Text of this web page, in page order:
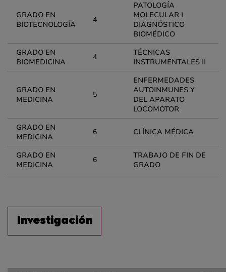
GRADO EN
BIOTECNOLOGÍA
4
PATOLOGÍA
MOLECULAR I
DIAGNÓSTICO
BIOMÉDICO
GRADO EN
BIOMEDICINA
4
TÉCNICAS
INSTRUMENTALES II
GRADO EN
MEDICINA
5
ENFERMEDADES
AUTOINMUNES Y
DEL APARATO
LOCOMOTOR
GRADO EN
MEDICINA
6 CLÍNICA MÉDICA
GRADO EN
MEDICINA
6
TRABAJO DE FIN DE
GRADO
Investigación